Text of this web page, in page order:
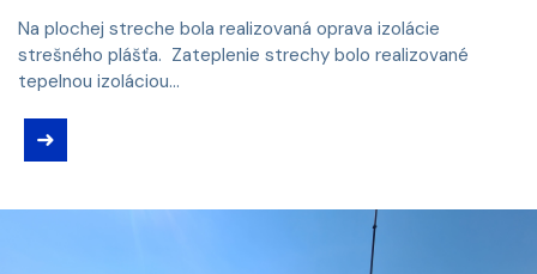
Na plochej streche bola realizovaná oprava izolácie
strešného plášťa. Zateplenie strechy bolo realizované
tepelnou izoláciou...
➜